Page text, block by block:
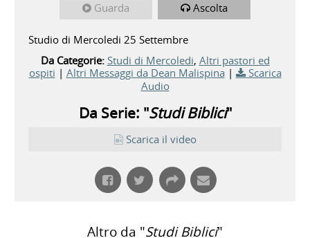
Guarda Ascolta
Studio di Mercoledi 25 Settembre
Da Categorie: Studi di Mercoledi, Altri pastori ed
ospiti | Altri Messaggi da Dean Malispina |
Scarica
Audio
Da Serie: "Studi Biblici"
Scarica il video
Altro da "Studi Biblici"